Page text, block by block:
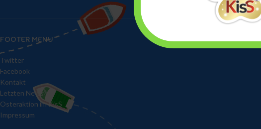
FOOTER MENU
Twitter
Facebook
Kontakt
Letzten News
Osteraktion im KisS
Impressum